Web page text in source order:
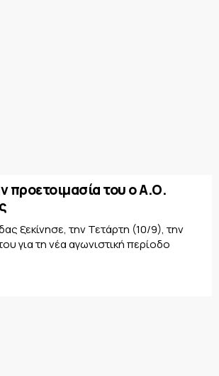
προετοιμασία του ο Α.Ο.
ξεκίνησε, την Τετάρτη (10/9), την
για τη νέα αγωνιστική περίοδο